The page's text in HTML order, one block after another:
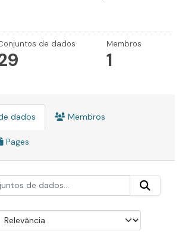
de dados Membros
1
dados Membros
Pages